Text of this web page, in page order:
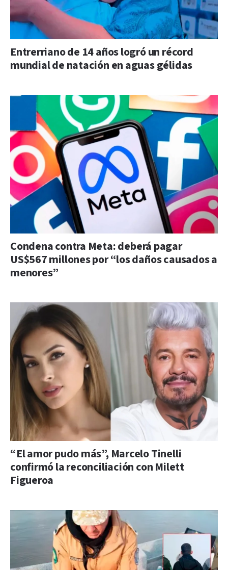
Entrerriano de 14 años logró un récord
mundial de natación en aguas gélidas
Condena contra Meta: deberá pagar
US$567 millones por “los daños causados a
menores”
“El amor pudo más”, Marcelo Tinelli
confirmó la reconciliación con Milett
Figueroa